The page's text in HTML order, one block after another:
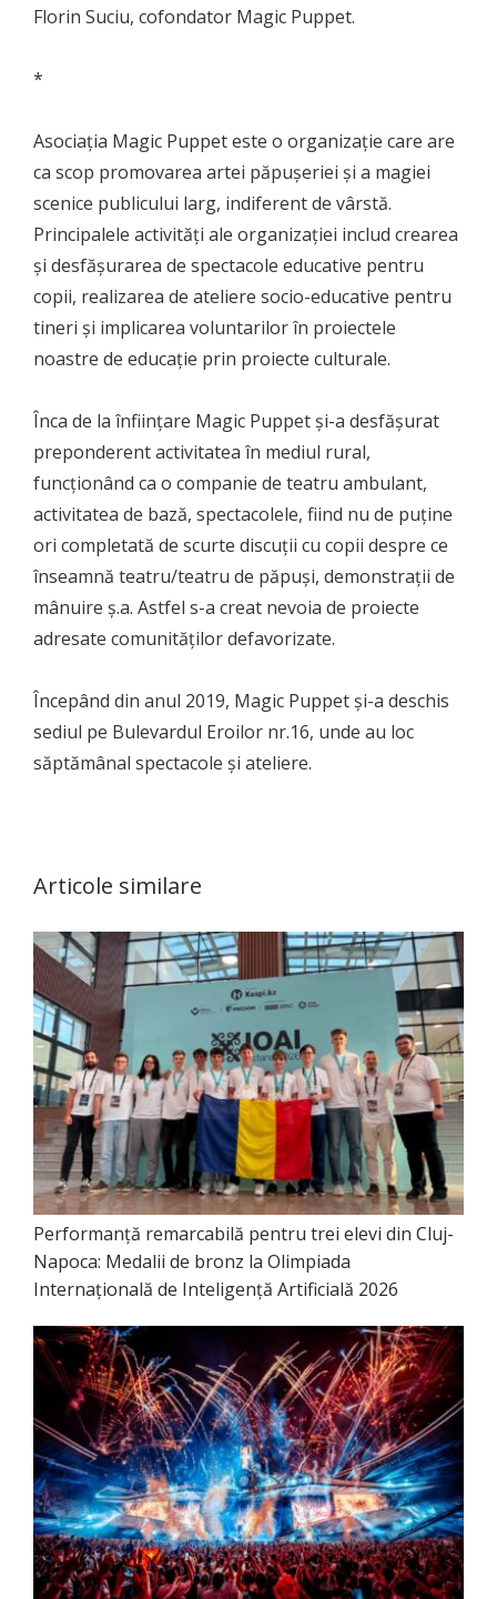
Florin Suciu, cofondator Magic Puppet.
*
Asociația Magic Puppet este o organizație care are
ca scop promovarea artei păpușeriei și a magiei
scenice publicului larg, indiferent de vârstă.
Principalele activități ale organizației includ crearea
și desfășurarea de spectacole educative pentru
copii, realizarea de ateliere socio-educative pentru
tineri și implicarea voluntarilor în proiectele
noastre de educație prin proiecte culturale.
Înca de la înființare Magic Puppet și-a desfășurat
preponderent activitatea în mediul rural,
funcționând ca o companie de teatru ambulant,
activitatea de bază, spectacolele, fiind nu de puține
ori completată de scurte discuții cu copii despre ce
înseamnă teatru/teatru de păpuși, demonstrații de
mânuire ș.a. Astfel s-a creat nevoia de proiecte
adresate comunităților defavorizate.
Începând din anul 2019, Magic Puppet și-a deschis
sediul pe Bulevardul Eroilor nr.16, unde au loc
săptămânal spectacole și ateliere.
Articole similare
Performanță remarcabilă pentru trei elevi din Cluj-
Napoca: Medalii de bronz la Olimpiada
Internațională de Inteligență Artificială 2026